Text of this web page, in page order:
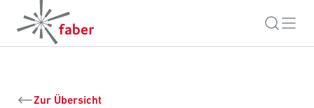
Zur Übersicht